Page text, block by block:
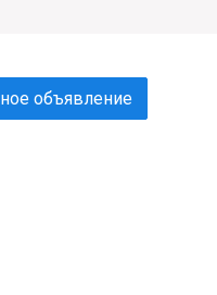
объявление